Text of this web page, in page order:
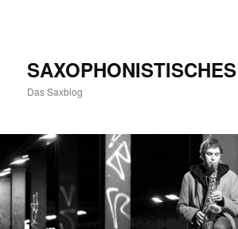
SAXOPHONISTISCHES
Das Saxblog